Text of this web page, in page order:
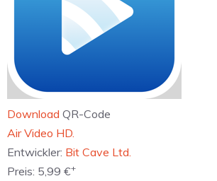
Download QR-Code
‎Air Video HD.
Entwickler: Bit Cave Ltd.
Preis: 5,99 €+